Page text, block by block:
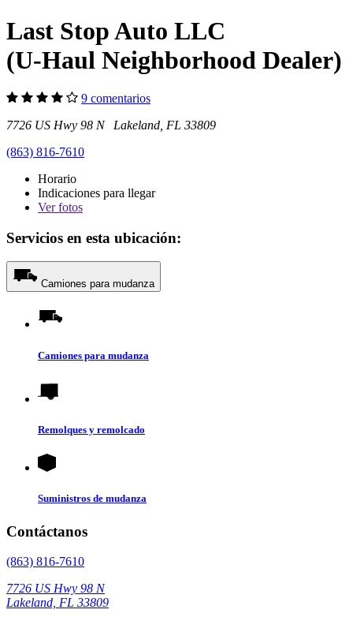
Last Stop Auto LLC
(U-Haul Neighborhood Dealer)
9 comentarios
7726 US Hwy 98 N Lakeland, FL 33809
(863) 816-7610
Horario
Indicaciones para llegar
Verfotos
Servicios en esta ubicación:
Camiones para mudanza
Camiones para mudanza
Remolques y remolcado
Suministros de mudanza
Contáctanos
(863) 816-7610
7726 US Hwy 98 N
Lakeland, FL 33809